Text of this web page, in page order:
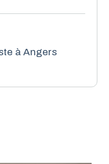
à Angers